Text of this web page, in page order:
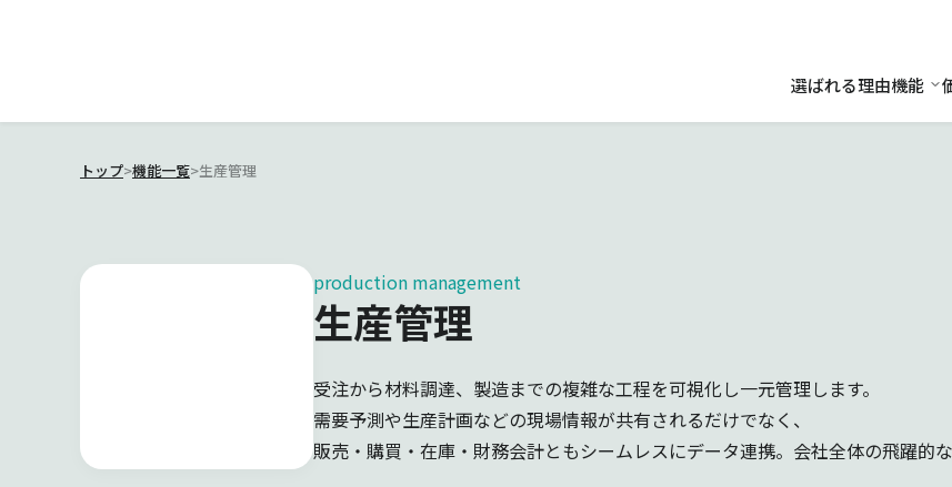
選ばれる理由機能 機
トップ>機能一覧>生産管理
production management
生産管理
受注から材料調達、製造までの複雑な工程を可視化し一元管理します。
需要予測や生産計画などの現場情報が共有されるだけでなく、
販売・購買・在庫・財務会計ともシームレスにデータ連携。会社全体の飛躍的